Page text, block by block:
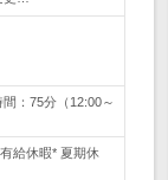
：75分（12:00～
給休暇* 夏期休